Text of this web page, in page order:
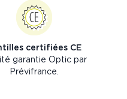
certifiées CE
garantie Optic par
Prévifrance.